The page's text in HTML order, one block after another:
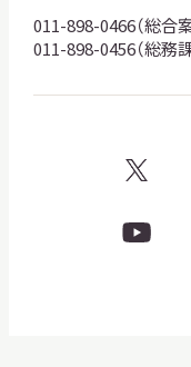
ゴ
011-898-0466（総合案
011-898-0456（総務課
X
ゴ
Youtube